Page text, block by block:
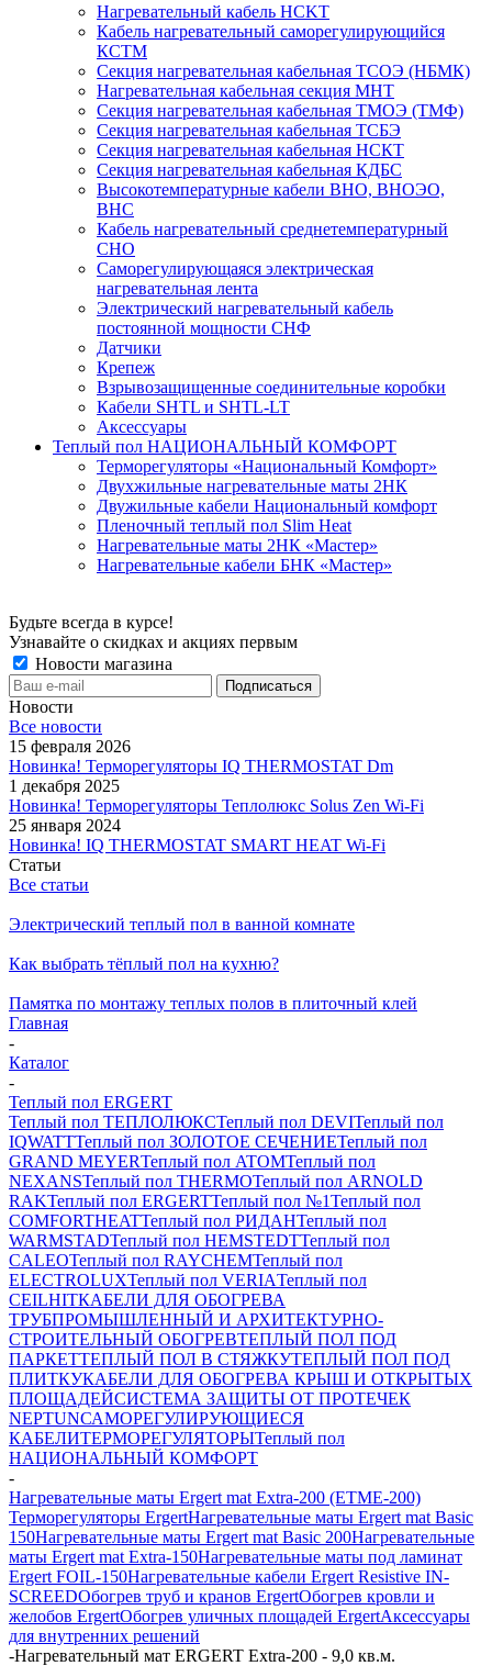
Нагревательный кабель НCKТ
Кабель нагревательный саморегулирующийся
КСТМ
Секция нагревательная кабельная ТСОЭ (НБМК)
Нагревательная кабельная секция МНТ
Секция нагревательная кабельная ТМОЭ (ТМФ)
Секция нагревательная кабельная ТСБЭ
Секция нагревательная кабельная НСКТ
Секция нагревательная кабельная КДБС
Высокотемпературные кабели ВНО, ВНОЭО,
ВНС
Кабель нагревательный среднетемпературный
СНО
Саморегулирующаяся электрическая
нагревательная лента
Электрический нагревательный кабель
постоянной мощности СНФ
Датчики
Крепеж
Взрывозащищенные соединительные коробки
Кабели SHTL и SHTL-LT
Аксессуары
Теплый пол НАЦИОНАЛЬНЫЙ КОМФОРТ
Терморегуляторы «Национальный Комфорт»
Двухжильные нагревательные маты 2НК
Двужильные кабели Национальный комфорт
Пленочный теплый пол Slim Heat
Нагревательные маты 2НК «Мастер»
Нагревательные кабели БНК «Мастер»
Будьте всегда в курсе!
Узнавайте о скидках и акциях первым
Новости магазина
Новости
Все новости
15 февраля 2026
Новинка! Терморегуляторы IQ THERMOSTAT Dm
1 декабря 2025
Новинка! Терморегуляторы Теплолюкс Solus Zen Wi-Fi
25 января 2024
Новинка! IQ THERMOSTAT SMART HEAT Wi-Fi
Статьи
Все статьи
Электрический теплый пол в ванной комнате
Как выбрать тёплый пол на кухню?
Памятка по монтажу теплых полов в плиточный клей
Главная
-
Каталог
-
Теплый пол ERGERT
Теплый пол ТЕПЛОЛЮКСТеплый пол DEVIТеплый пол
IQWATTТеплый пол ЗОЛОТОЕ СЕЧЕНИЕТеплый пол
GRAND MEYERТеплый пол ATOMТеплый пол
NEXANSТеплый пол THERMOТеплый пол ARNOLD
RAKТеплый пол ERGERTТеплый пол №1Теплый пол
COMFORTHEATТеплый пол РИДАНТеплый пол
WARMSTADТеплый пол HEMSTEDTТеплый пол
CALEOТеплый пол RAYCHEMТеплый пол
ELECTROLUXТеплый пол VERIAТеплый пол
CEILHITКАБЕЛИ ДЛЯ ОБОГРЕВА
ТРУБПРОМЫШЛЕННЫЙ И АРХИТЕКТУРНО-
СТРОИТЕЛЬНЫЙ ОБОГРЕВТЕПЛЫЙ ПОЛ ПОД
ПАРКЕТТЕПЛЫЙ ПОЛ В СТЯЖКУТЕПЛЫЙ ПОЛ ПОД
ПЛИТКУКАБЕЛИ ДЛЯ ОБОГРЕВА КРЫШ И ОТКРЫТЫХ
ПЛОЩАДЕЙСИСТЕМА ЗАЩИТЫ ОТ ПРОТЕЧЕК
NEPTUNСАМОРЕГУЛИРУЮЩИЕСЯ
КАБЕЛИТЕРМОРЕГУЛЯТОРЫТеплый пол
НАЦИОНАЛЬНЫЙ КОМФОРТ
-
Нагревательные маты Ergert mat Extra-200 (ETME-200)
Терморегуляторы ErgertНагревательные маты Ergert mat Basic
150Нагревательные маты Ergert mat Basic 200Нагревательные
маты Ergert mat Extra-150Нагревательные маты под ламинат
Ergert FOIL-150Нагревательные кабели Ergert Resistive IN-
SCREEDОбогрев труб и кранов ErgertОбогрев кровли и
желобов ErgertОбогрев уличных площадей ErgertАксессуары
для внутренних решений
-Нагревательный мат ERGERT Extra-200 - 9,0 кв.м.